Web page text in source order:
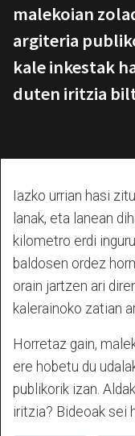
malekoian
argiteria
kale inkestak
duten iritzia
Iazko urrian hasi
lanak, eta lanean
kilometro erdi
baldosen ordez
orain jartzen ari
kalerainoko zatian
Horretaz gain,
ere hobetu du
publikorik izan.
iritzia? Bideoak sei